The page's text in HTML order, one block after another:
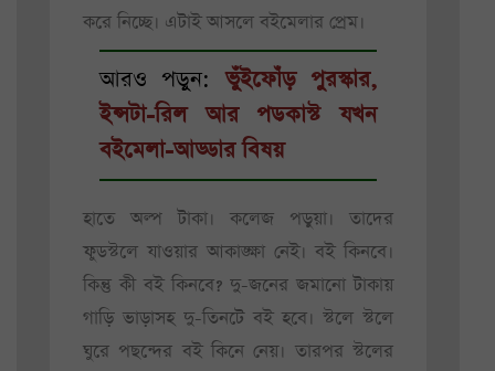
করে নিচ্ছে। এটাই আসলে বইমেলার প্রেম।
আরও পড়ুন:ভুঁইফোঁড় পুরস্কার,
ইন্সটা-রিল আর পডকাস্ট যখন
বইমেলা-আড্ডার বিষয়
হাতে অল্প টাকা। কলেজ পড়ুয়া। তাদের
ফুডস্টলে যাওয়ার আকাঙ্ক্ষা নেই। বই কিনবে।
কিন্তু কী বই কিনবে? দু-জনের জমানো টাকায়
গাড়ি ভাড়াসহ দু-তিনটে বই হবে। স্টলে স্টলে
ঘুরে পছন্দের বই কিনে নেয়। তারপর স্টলের